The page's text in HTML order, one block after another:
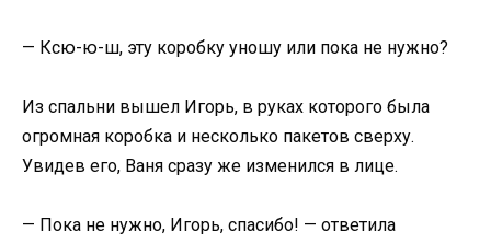
— Ксю-ю-ш, эту коробку уношу или пока не нужно?
Из спальни вышел Игорь, в руках которого была
огромная коробка и несколько пакетов сверху.
Увидев его, Ваня сразу же изменился в лице.
— Пока не нужно, Игорь, спасибо! — ответила